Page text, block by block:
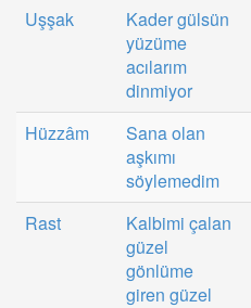
Uşşak
Kader gülsün
yüzüme
acılarım
dinmiyor
Hüzzâm
Sana olan
aşkımı
söylemedim
Rast
Kalbimi çalan
güzel
gönlüme
giren güzel